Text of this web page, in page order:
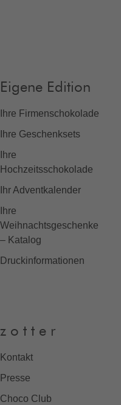
Eigene Edition
Ihre Firmenschokolade
Ihre Geschenksets
Ihre
Hochzeitsschokolade
Ihr Adventkalender
Ihre
Weihnachtsgeschenke
– Katalog
Druckinformationen
z o t t e r
Kontakt
Presse
Choco Club